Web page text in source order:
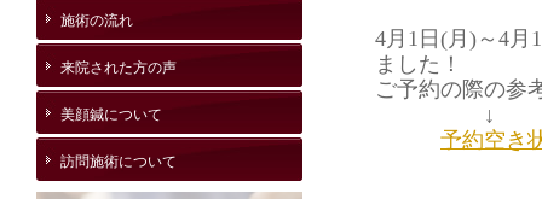
4月1日(月)～4月
ました！
ご予約の際の参
↓
予約空き
施術の流れ
来院された方の声
美顔鍼について
訪問施術について